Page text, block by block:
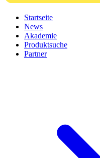
Startseite
News
Akademie
Produktsuche
Partner